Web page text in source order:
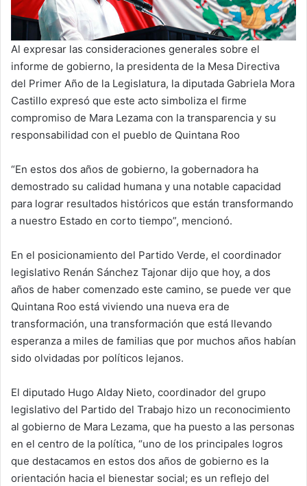
Al expresar las consideraciones generales sobre el
informe de gobierno, la presidenta de la Mesa Directiva
del Primer Año de la Legislatura, la diputada Gabriela Mora
Castillo expresó que este acto simboliza el firme
compromiso de Mara Lezama con la transparencia y su
responsabilidad con el pueblo de Quintana Roo
“En estos dos años de gobierno, la gobernadora ha
demostrado su calidad humana y una notable capacidad
para lograr resultados históricos que están transformando
a nuestro Estado en corto tiempo”, mencionó.
En el posicionamiento del Partido Verde, el coordinador
legislativo Renán Sánchez Tajonar dijo que hoy, a dos
años de haber comenzado este camino, se puede ver que
Quintana Roo está viviendo una nueva era de
transformación, una transformación que está llevando
esperanza a miles de familias que por muchos años habían
sido olvidadas por políticos lejanos.
El diputado Hugo Alday Nieto, coordinador del grupo
legislativo del Partido del Trabajo hizo un reconocimiento
al gobierno de Mara Lezama, que ha puesto a las personas
en el centro de la política, “uno de los principales logros
que destacamos en estos dos años de gobierno es la
orientación hacia el bienestar social; es un reflejo del